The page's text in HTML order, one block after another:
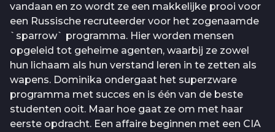
vandaan en zo wordt ze een makkelijke prooi voor
een Russische recruteerder voor het zogenaamde
`sparrow` programma. Hier worden mensen
opgeleid tot geheime agenten, waarbij ze zowel
hun lichaam als hun verstand leren in te zetten als
wapens. Dominika ondergaat het superzware
programma met succes en is één van de beste
studenten ooit. Maar hoe gaat ze om met haar
eerste opdracht. Een affaire beginnen met een CIA